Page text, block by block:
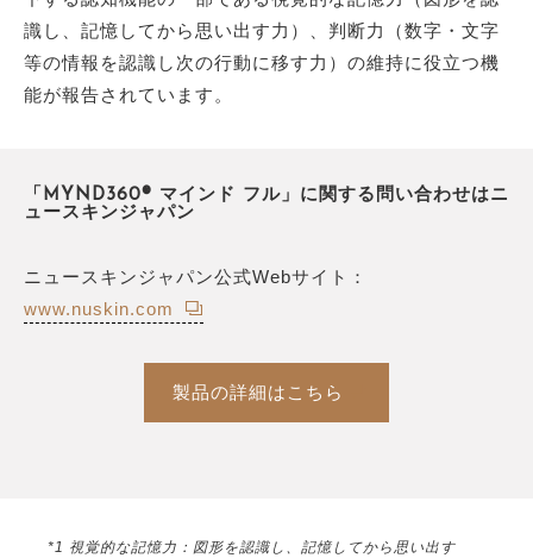
識し、記憶してから思い出す力）、判断力（数字・文字
等の情報を認識し次の行動に移す力）の維持に役立つ機
能が報告されています。
「MYND360® マインド フル」に関する問い合わせはニ
ュースキンジャパン
ニュースキンジャパン公式Webサイト：
www.nuskin.com
製品の詳細はこちら
*1 視覚的な記憶力：図形を認識し、記憶してから思い出す